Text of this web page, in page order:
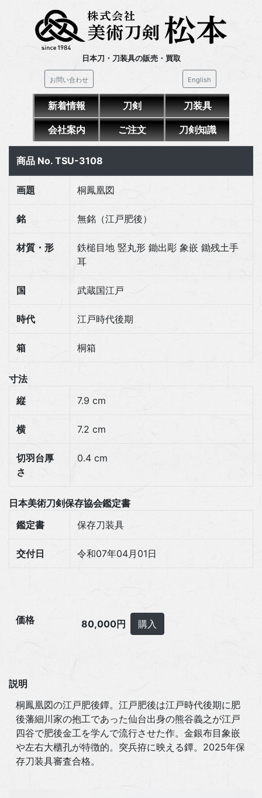
日本刀・刀装具の販売・買取
お問い合わせ English
新着情報 刀剣 刀装具
会社案内 ご注文 刀剣知識
商品 No. TSU-3108
画題 桐鳳凰図
銘 無銘（江戸肥後）
材質・形
鉄槌目地 竪丸形 鋤出彫 象嵌 鋤残土手
耳
国 武蔵国江戸
時代 江戸時代後期
箱 桐箱
寸法
縦
7.9 cm
横 7.2 cm
切羽台厚
さ
0.4 cm
日本美術刀剣保存協会鑑定書
鑑定書
保存刀装具
交付日 令和07年04月01日
価格 80,000円 購入
説明
桐鳳凰図の江戸肥後鐔。江戸肥後は江戸時代後期に肥
後藩細川家の抱工であった仙台出身の熊谷義之が江戸
四谷で肥後金工を学んで流行させた作。金銀布目象嵌
や左右大櫃孔が特徴的。突兵拵に映える鐔。2025年保
存刀装具審査合格。